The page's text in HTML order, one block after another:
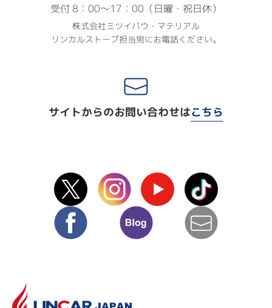
受付 8：00〜17：00（日曜・祝日休）
株式会社ミツイバウ・マテリアル
リンカルストーブ担当宛にお電話ください。
サイトからのお問い合わせはこちら
X(Twitter) instagram Youtube
facebook